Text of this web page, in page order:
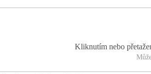
Kliknutím nebo